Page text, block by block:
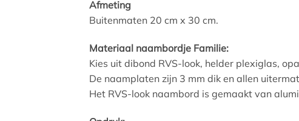
Afmeting
Buitenmaten 20 cm x 30 cm.
Materiaal naambordje Familie:
Kies uit dibond RVS-look, helder plexiglas,
De naamplaten zijn 3 mm dik en allen
Het RVS-look naambord is gemaakt van